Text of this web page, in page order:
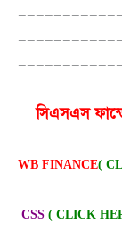
সিএসএস
WB FINANCE(
CSS ( CLICK